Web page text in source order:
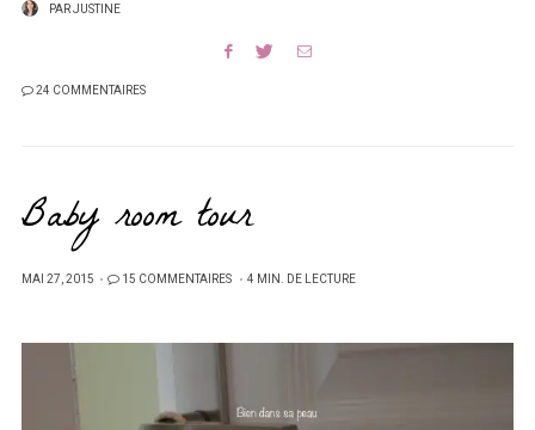
PARJUSTINE
24 COMMENTAIRES
Baby room tour
PUBLIÉ
MAI 27, 2015 15 COMMENTAIRES 4 MIN. DE LECTURE